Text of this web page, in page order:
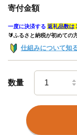
寄付金額
一度に決済する 返礼品数は
🔰ふるさと納税が初めての
仕組みについて知
数量